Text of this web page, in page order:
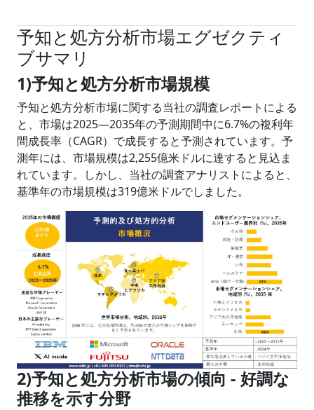
予知と処方分析市場エグゼクティ
ブサマリ
1)予知と処方分析市場規模
予知と処方分析市場に関する当社の調査レポートによる
と、市場は2025―2035年の予測期間中に6.7%の複利年
間成長率（CAGR）で成長すると予測されています。予
測年には、市場規模は2,255億米ドルに達すると見込ま
れています。しかし、当社の調査アナリストによると、
基準年の市場規模は319億米ドルでしました。
2)予知と処方分析市場の傾向 - 好調な
推移を示す分野